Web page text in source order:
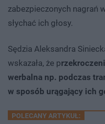
zabezpieczonych nagrań
słychać ich głosy.
Sędzia Aleksandra
wskazała, że p
werbalna np. podczas
w sposób urągający ich
POLECANY ARTYKUŁ: